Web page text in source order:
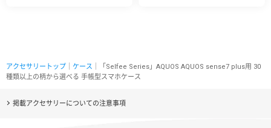
アクセサリートップ ケース ｜「Selfee Series」AQUOS AQUOS sense7 plus用 30
種類以上の柄から選べる 手帳型スマホケース
掲載アクセサリーについての注意事項